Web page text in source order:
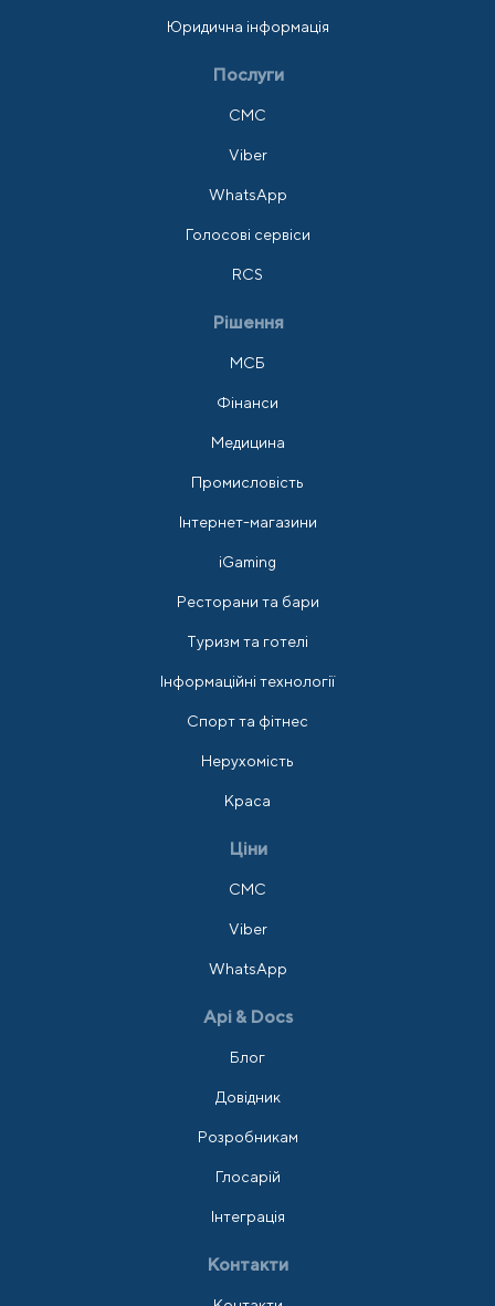
Юридична інформація
Послуги
СМС
Viber
WhatsApp
Голосові сервіси
RCS
Рішення
МСБ
Фінанси
Медицина
Промисловість
Інтернет-магазини
iGaming
Ресторани та бари
Туризм та готелі
Інформаційні технології
Спорт та фітнес
Нерухомість
Краса
Ціни
СМС
Viber
WhatsApp
Api & Docs
Блог
Довідник
Розробникам
Глосарій
Інтеграція
Контакти